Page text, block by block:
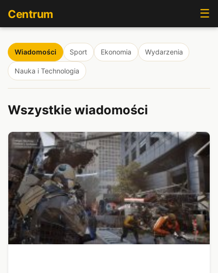
Centrum ☰
Wiadomości Sport Ekonomia Wydarzenia
Nauka i Technologia
Wszystkie wiadomości